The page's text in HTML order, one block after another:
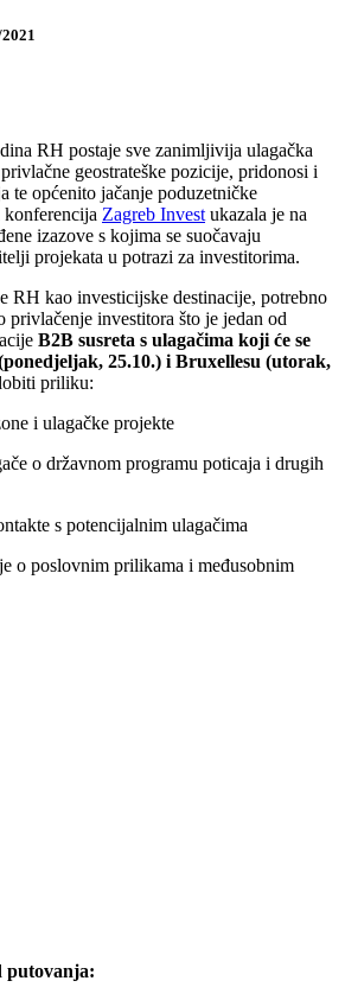
RH postaje sve zanimljivija ulagačka
geostrateške pozicije, pridonosi i
te općenito jačanje poduzetničke
Zagreb Invest ukazala je na
izazove s kojima se suočavaju
projekata u potrazi za investitorima.
RH kao investicijske destinacije, potrebno
investitora što je jedan od
B2B susreta s ulagačima koji će se
25.10.) i Bruxellesu (utorak,
priliku:
i ulagačke projekte
o državnom programu poticaja i drugih
s potencijalnim ulagačima
o poslovnim prilikama i međusobnim
putovanja: